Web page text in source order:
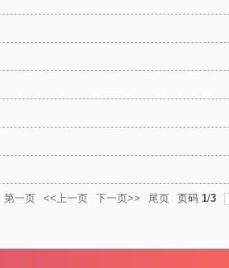
第一页 <<上一页 下一页>> 尾页 页码 1/3